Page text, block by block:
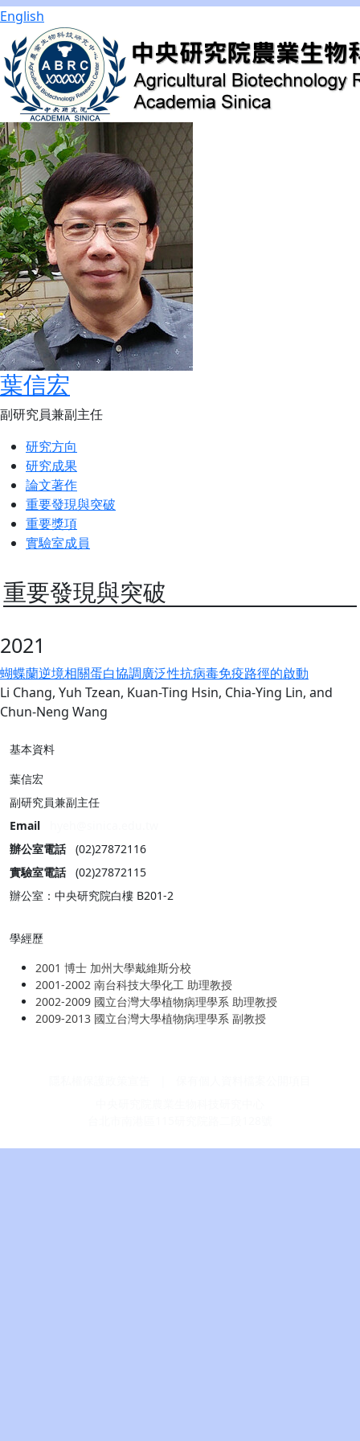
English
葉信宏
副研究員兼副主任
研究方向
研究成果
論文著作
重要發現與突破
重要獎項
實驗室成員
重要發現與突破
2021
蝴蝶蘭逆境相關蛋白協調廣泛性抗病毒免疫路徑的啟動
Li Chang, Yuh Tzean, Kuan-Ting Hsin, Chia-Ying Lin, and
Chun-Neng Wang
基本資料
葉信宏
副研究員兼副主任
Email
辦公室電話 (02)27872116
實驗室電話 (02)27872115
辦公室：中央研究院白樓 B201-2
學經歷
2001 博士 加州大學戴維斯分校
2001-2002 南台科技大學化工 助理教授
2002-2009 國立台灣大學植物病理學系 助理教授
2009-2013 國立台灣大學植物病理學系 副教授